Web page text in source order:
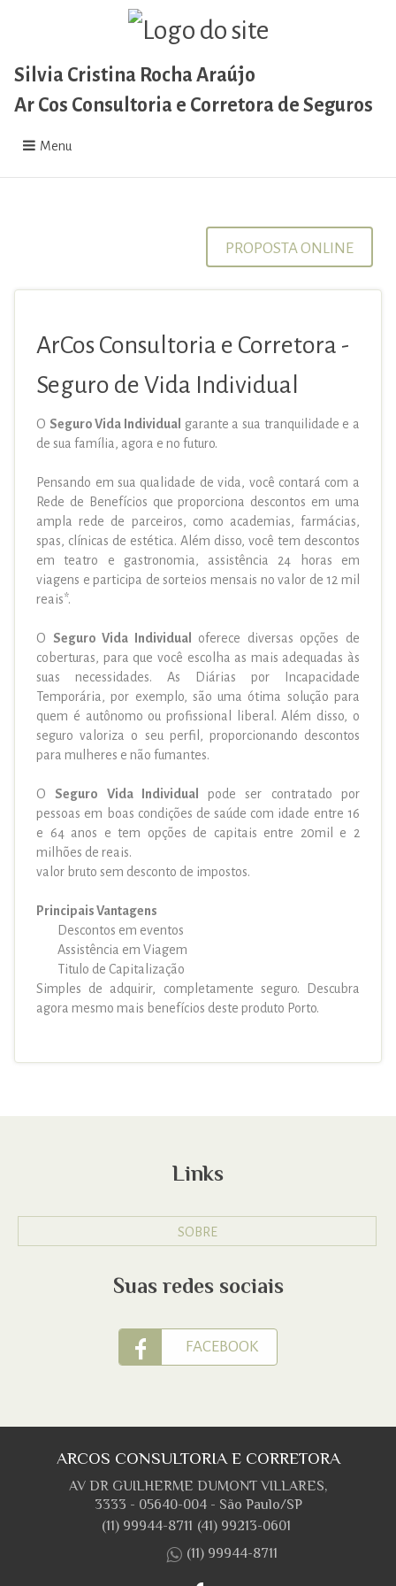
Silvia Cristina Rocha Araújo
Ar Cos Consultoria e Corretora de Seguros
Menu
PROPOSTA ONLINE
ArCos Consultoria e Corretora -
Seguro de Vida Individual
O Seguro Vida Individual garante a sua tranquilidade e a
de sua família, agora e no futuro.
Pensando em sua qualidade de vida, você contará com a
Rede de Benefícios que proporciona descontos em uma
ampla rede de parceiros, como academias, farmácias,
spas, clínicas de estética. Além disso, você tem descontos
em teatro e gastronomia, assistência 24 horas em
viagens e participa de sorteios mensais no valor de 12 mil
reais*.
O Seguro Vida Individual
oferece diversas opções de
coberturas, para que você escolha as mais adequadas às
suas necessidades. As Diárias por Incapacidade
Temporária, por exemplo, são uma ótima solução para
quem é autônomo ou profissional liberal. Além disso, o
seguro valoriza o seu perfil, proporcionando descontos
para mulheres e não fumantes.
O Seguro Vida Individual
pode ser contratado por
pessoas em boas condições de saúde com idade entre 16
e 64 anos e tem opções de capitais entre 20mil e 2
milhões de reais.
valor bruto sem desconto de impostos.
Principais Vantagens
Descontos em eventos
Assistência em Viagem
Titulo de Capitalização
Simples de adquirir, completamente seguro. Descubra
agora mesmo mais benefícios deste produto Porto.
Links
SOBRE
Suas redes sociais
FACEBOOK
ARCOS CONSULTORIA E CORRETORA
AV DR GUILHERME DUMONT VILLARES,
3333 - 05640-004 - São Paulo/SP
(11) 99944-8711 (41) 99213-0601
(11) 99944-8711